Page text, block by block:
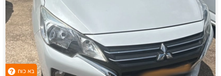
בא כוח ?